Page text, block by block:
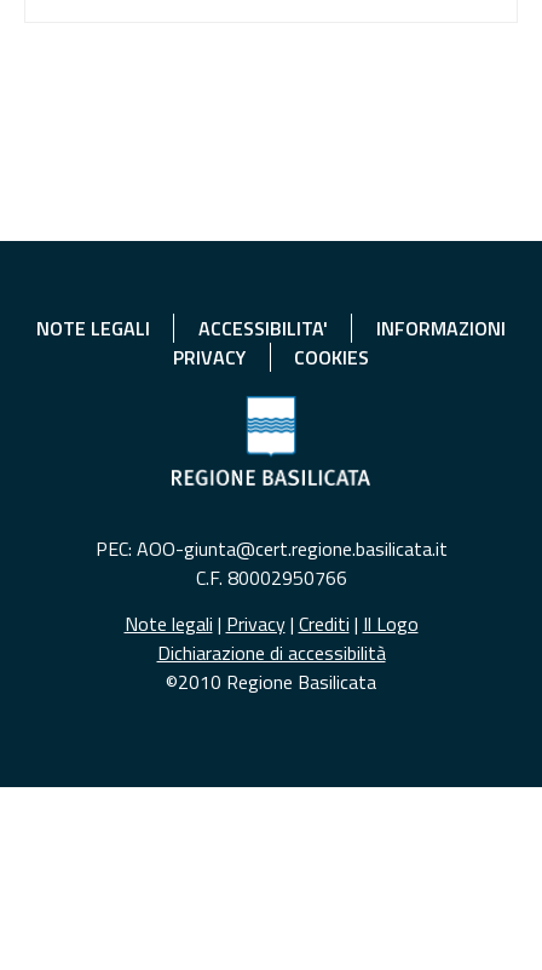
NOTE LEGALI ACCESSIBILITA'
INFORMAZIONI
PRIVACY
COOKIES
PEC: AOO-giunta@cert.regione.basilicata.it
C.F. 80002950766
Note legali | Privacy| Crediti | Il Logo
Dichiarazione di accessibilità
©2010 Regione Basilicata